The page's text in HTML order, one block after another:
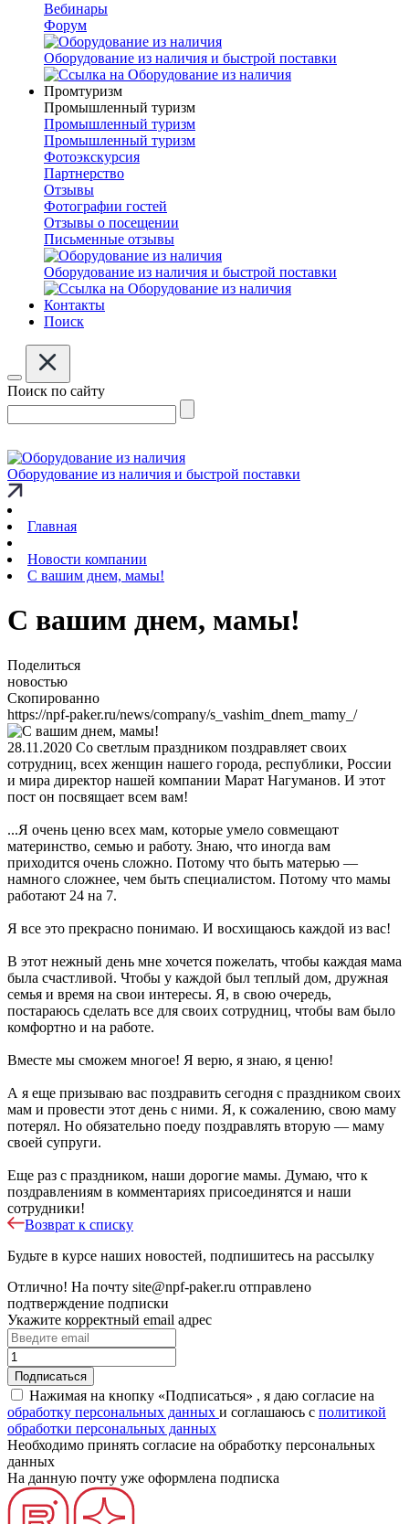
Вебинары
Форум
Оборудование из наличия и быстрой поставки
Промтуризм
Промышленный туризм
Промышленный туризм
Промышленный туризм
Фотоэкскурсия
Партнерство
Отзывы
Фотографии гостей
Отзывы о посещении
Письменные отзывы
Оборудование из наличия и быстрой поставки
Контакты
Поиск
Поиск по сайту
Оборудование из наличия и быстрой поставки
Главная
Новости компании
С вашим днем, мамы!
С вашим днем, мамы!
Поделиться
новостью
Скопированно
https://npf-paker.ru/news/company/s_vashim_dnem_mamy_/
28.11.2020 Со светлым праздником поздравляет своих
сотрудниц, всех женщин нашего города, республики, России
и мира директор нашей компании Марат Нагуманов. И этот
пост он посвящает всем вам!
...Я очень ценю всех мам, которые умело совмещают
материнство, семью и работу. Знаю, что иногда вам
приходится очень сложно. Потому что быть матерью —
намного сложнее, чем быть специалистом. Потому что мамы
работают 24 на 7.
Я все это прекрасно понимаю. И восхищаюсь каждой из вас!
В этот нежный день мне хочется пожелать, чтобы каждая мама
была счастливой. Чтобы у каждой был теплый дом, дружная
семья и время на свои интересы. Я, в свою очередь,
постараюсь сделать все для своих сотрудниц, чтобы вам было
комфортно и на работе.
Вместе мы сможем многое! Я верю, я знаю, я ценю!
А я еще призываю вас поздравить сегодня с праздником своих
мам и провести этот день с ними. Я, к сожалению, свою маму
потерял. Но обязательно поеду поздравлять вторую — маму
своей супруги.
Еще раз с праздником, наши дорогие мамы. Думаю, что к
поздравлениям в комментариях присоединятся и наши
сотрудники!
Возврат к списку
Будьте в курсе наших новостей, подпишитесь на рассылку
Отлично! На почту site@npf-paker.ru отправлено
подтверждение подписки
Укажите корректный email адрес
Нажимая на кнопку «Подписаться» , я даю согласие на
обработку персональных данных и соглашаюсь c политикой
обработки персональных данных
Необходимо принять согласие на обработку персональных
данных
На данную почту уже оформлена подписка